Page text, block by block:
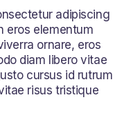
adipiscing
eros elementum
ornare, eros
diam libero vitae
cursus id rutrum
risus tristique